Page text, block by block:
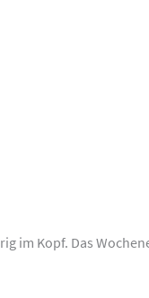
im Kopf. Das